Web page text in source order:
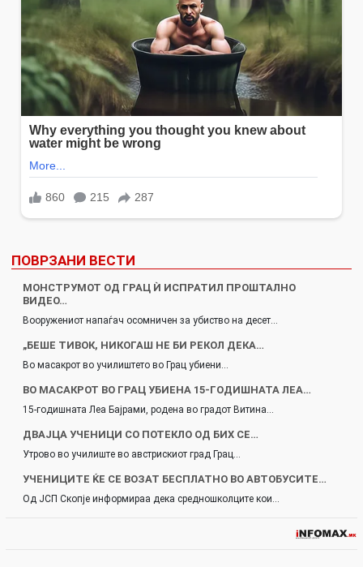
ПОВРЗАНИ ВЕСТИ
МОНСТРУМОТ ОД ГРАЦ Ѝ ИСПРАТИЛ ПРОШТАЛНО
ВИДЕО…
Вооружениот напаѓач осомничен за убиство на десет…
„БЕШЕ ТИВОК, НИКОГАШ НЕ БИ РЕКОЛ ДЕКА…
Во масакрот во училиштето во Грац убиени…
ВО МАСАКРОТ ВО ГРАЦ УБИЕНА 15-ГОДИШНАТА ЛЕА…
15-годишната Леа Бајрами, родена во градот Витина…
ДВАЈЦА УЧЕНИЦИ СО ПОТЕКЛО ОД БИХ СЕ…
Утрово во училиште во австрискиот град Грац…
УЧЕНИЦИТЕ ЌЕ СЕ ВОЗАТ БЕСПЛАТНО ВО АВТОБУСИТЕ…
Од ЈСП Скопје информираа дека средношколците кои…